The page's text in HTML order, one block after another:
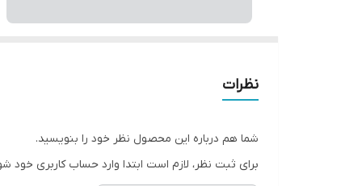
نظرات
شما هم درباره این محصول نظر خود را بنویسید.
برای ثبت نظر، لازم است ابتدا وارد حساب کاربری خود